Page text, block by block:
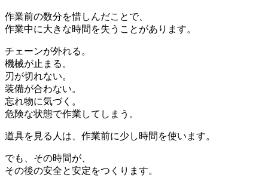
作業前の数分を惜しんだことで、
作業中に大きな時間を失うことがあります。
チェーンが外れる。
機械が止まる。
刃が切れない。
装備が合わない。
忘れ物に気づく。
危険な状態で作業してしまう。
道具を見る人は、作業前に少し時間を使います。
でも、その時間が、
その後の安全と安定をつくります。